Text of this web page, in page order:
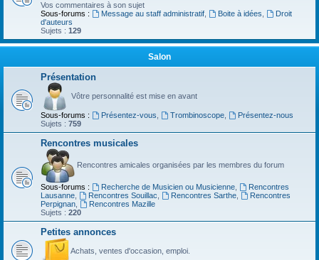
Vos commentaires à son sujet
Sous-forums :
Message au staff administratif, Boite à idées
Droit
d'auteurs
Sujets : 129
Salon
Présentation
Vôtre personnalité est mise en avant
Sous-forums : Présentez-vous Trombinoscope,
Présentez-nous
Sujets : 759
Rencontres musicales
Rencontres amicales organisées par les membres du forum
Sous-forums : Recherche de Musicien ou Musicienne,
Rencontres
Lausanne
Rencontres Souillac Rencontres Sarthe,
Rencontres
Perpignan
Rencontres Mazille
Sujets : 220
Petites annonces
Achats, ventes d'occasion, emploi.